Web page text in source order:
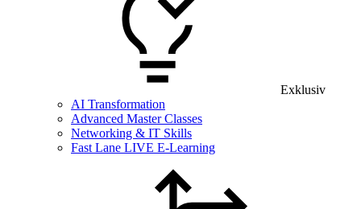
Exklusiv
AI Transformation
Advanced Master Classes
Networking & IT Skills
Fast Lane LIVE E-Learning